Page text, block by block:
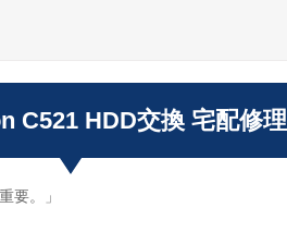
C521 HDD交換 宅配修理
要。」